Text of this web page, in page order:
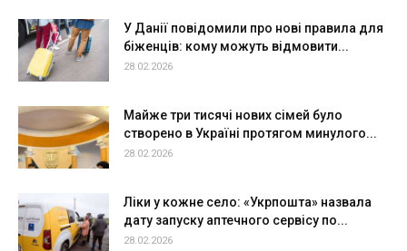
У Данії повідомили про нові правила для
біженців: кому можуть відмовити...
28.02.2026
Майже три тисячі нових сімей було
створено в Україні протягом минулого...
28.02.2026
Ліки у кожне село: «Укрпошта» назвала
дату запуску аптечного сервісу по...
28.02.2026